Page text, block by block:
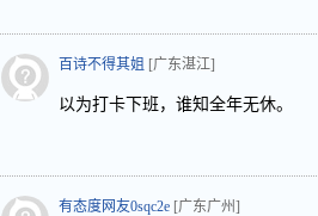
百诗不得其姐 [广东湛江]
以为打卡下班，谁知全年无休。
有态度网友0sqc2e [广东广州]